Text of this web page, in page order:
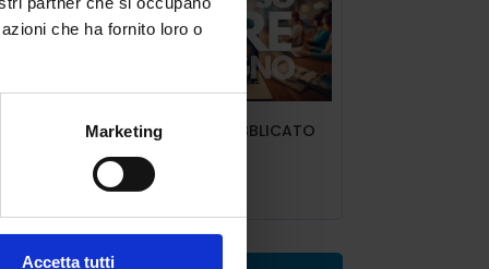
che ha fornito loro o
Marketing
Accetta tutti
ART.6 INDIRE PUBBLICATO
IL DECRETO
Lug 9, 2025